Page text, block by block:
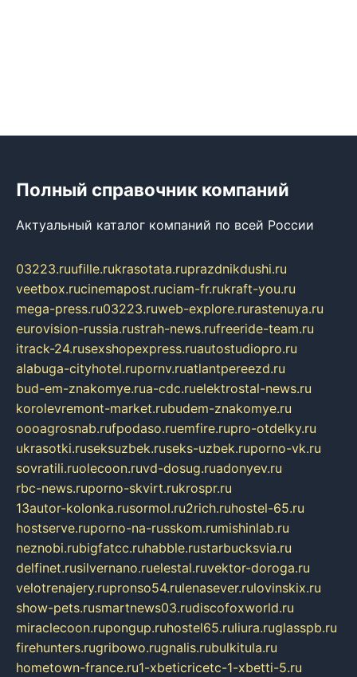
Полный справочник компаний
Актуальный каталог компаний по всей России
03223.ruufille.rukrasotata.ruprazdnikdushi.ru
veetbox.rucinemapost.ruciam-fr.rukraft-you.ru
mega-press.ru03223.ruweb-explore.rurastenuya.ru
eurovision-russia.rustrah-news.rufreeride-team.ru
itrack-24.rusexshopexpress.ruautostudiopro.ru
alabuga-cityhotel.rupornv.ruatlantpereezd.ru
bud-em-znakomye.rua-cdc.ruelektrostal-news.ru
korolevremont-market.rubudem-znakomye.ru
oooagrosnab.rufpodaso.ruemfire.rupro-otdelky.ru
ukrasotki.ruseksuzbek.ruseks-uzbek.ruporno-vk.ru
sovratili.ruolecoon.ruvd-dosug.ruadonyev.ru
rbc-news.ruporno-skvirt.rukrospr.ru
13autor-kolonka.rusormol.ru2rich.ruhostel-65.ru
hostserve.ruporno-na-russkom.rumishinlab.ru
neznobi.rubigfatcc.ruhabble.rustarbucksvia.ru
delfinet.rusilvernano.ruelestal.ruvektor-doroga.ru
velotrenajery.rupronso54.rulenasever.rulovinskix.ru
show-pets.rusmartnews03.rudiscofoxworld.ru
miraclecoon.rupongup.ruhostel65.ruliura.ruglasspb.ru
firehunters.rugribowo.rugnalis.rubulkitula.ru
hometown-france.ru1-xbeticricetc-1-xbetti-5.ru